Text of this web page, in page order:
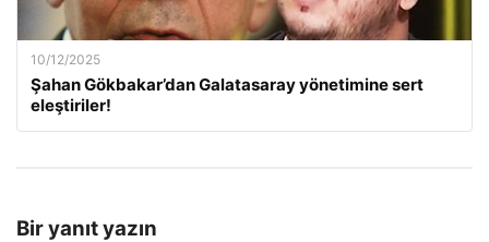
10/12/2025
Şahan Gökbakar’dan Galatasaray yönetimine sert
eleştiriler!
Bir yanıt yazın